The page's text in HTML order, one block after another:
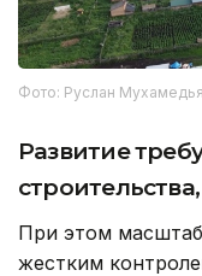
Фото: Руслан
Развитие
При этом
жестким